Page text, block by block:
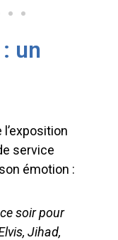
un
service
émotion :
soir pour
Jihad,